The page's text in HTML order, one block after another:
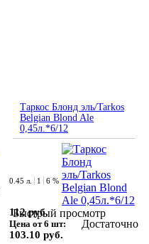
Таркос Блонд эль/Tarkos
Belgian Blond Ale
0,45л.*6/12
Быстрый просмотр
0.45 л. 1 6 %
112 руб.
Цена от 6 шт:
103.10 руб.
Достаточно